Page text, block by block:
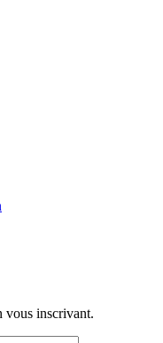
vous inscrivant.